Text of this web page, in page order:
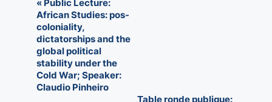
E
v
e
n
t
« Public Lecture:
African Studies: pos-
coloniality,
dictatorships and the
global political
stability under the
Cold War; Speaker:
Claudio Pinheiro
Table ronde publique: